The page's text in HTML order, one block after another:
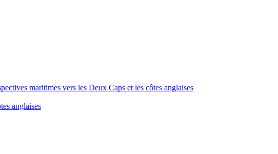
maritimes vers les Deux Caps et les côtes anglaises
anglaises